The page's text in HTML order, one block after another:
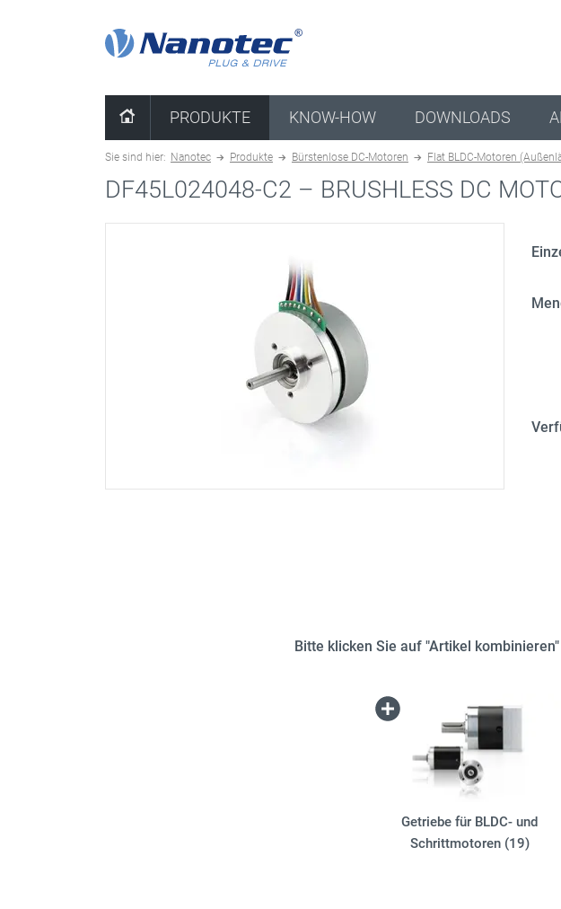
PRODUKTE KNOW-HOW DOWNLOADS
Sie sind hier: Nanotec Produkte Bürstenlose DC-Motoren Flat BLDC-Motoren
DF45L024048-C2 – BRUSHLESS DC
Bitte klicken Sie auf "Artikel
Getriebe für BLDC- und
Schrittmotoren (19)